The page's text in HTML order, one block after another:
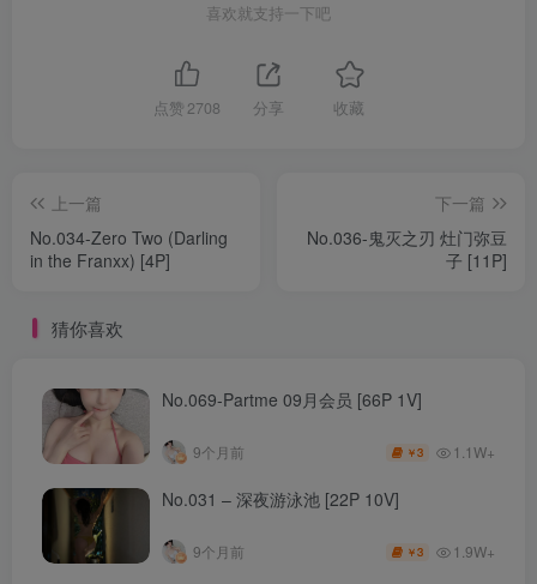
喜欢就支持一下吧
点赞 2708 分享 收藏
上一篇
No.034-Zero Two (Darling
in the Franxx) [4P]
下一篇
No.036-鬼灭之刃 灶门弥豆
子 [11P]
猜你喜欢
No.069-Partme 09月会员 [66P 1V]
9个月前 ￥3 1.1W+
No.031 – 深夜游泳池 [22P 10V]
9个月前 ￥3 1.9W+